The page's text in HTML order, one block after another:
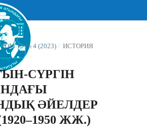
ТОМ 10 № 4 (2023) / ИСТОРИЯ
СҮРГІН
ӘЙЕЛДЕР
ЖЖ.)